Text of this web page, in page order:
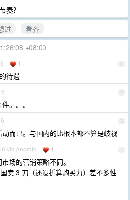
奏？
过
看齐
+08:00
1
1
待遇
2
。。。
3
而已。与国内的比根本都不算是歧视
4
via Android 1
场的营销策略不同。
卖 3 刀（还没折算购买力）差不多性